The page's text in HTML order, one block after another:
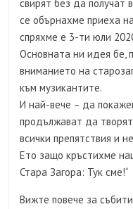
свирят без да получат
се обърнахме приеха
спряхме е 3-ти юли
Основната ни идея бе,
вниманието на
към музикантите.
И най-вече – да
продължават да
всички препятствия и
Ето защо кръстихме
Стара Загора: Тук сме!“
Вижте повече за